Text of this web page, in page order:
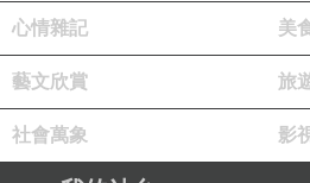
心情雜記 美
藝文欣賞 旅
社會萬象 影